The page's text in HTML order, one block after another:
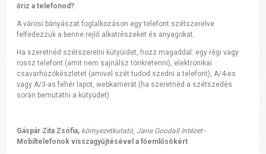
őriz a telefonod?
A városi bányászat foglalkozáson egy telefont szétszerelve
felfedezzük a benne rejlő alkatrészeket és anyagokat.
Ha szeretnéd szétszerelni kütyüidet, hozz magaddal: egy régi vagy
rossz telefont (amit nem sajnálsz tönkretenni), elektronikai
csavarhúzókészletet (amivel szét tudod szedni a telefont), A/4-es
vagy A/3-as fehér lapot, webkamerát (ha szeretnéd a szétszedés
során bemutatni a kütyüdet).
Gáspár Zita Zsófia, környezetkutató, Jane Goodall Intézet-
Mobiltelefonok visszagyűjtésével a főemlősökért